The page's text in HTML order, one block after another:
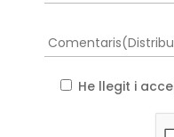
He llegit i